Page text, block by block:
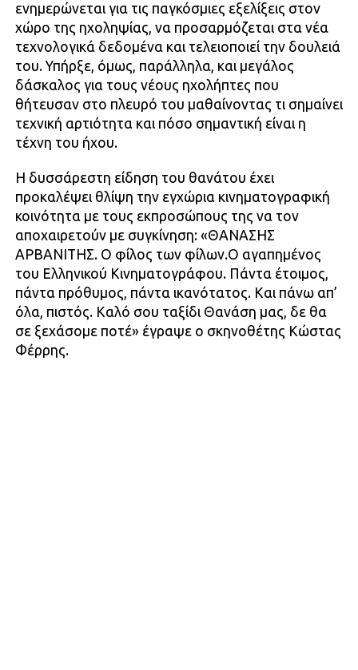
ενημερώνεται για τις παγκόσμιες εξελίξεις στον
χώρο της ηχοληψίας, να προσαρμόζεται στα νέα
τεχνολογικά δεδομένα και τελειοποιεί την δουλειά
του. Υπήρξε, όμως, παράλληλα, και μεγάλος
δάσκαλος για τους νέους ηχολήπτες που
θήτευσαν στο πλευρό του μαθαίνοντας τι σημαίνει
τεχνική αρτιότητα και πόσο σημαντική είναι η
τέχνη του ήχου.
Η δυσσάρεστη είδηση του θανάτου έχει
προκαλέψει θλίψη την εγχώρια κινηματογραφική
κοινότητα με τους εκπροσώπους της να τον
αποχαιρετούν με συγκίνηση: «ΘΑΝΑΣΗΣ
ΑΡΒΑΝΙΤΗΣ. Ο φίλος των φίλων.Ο αγαπημένος
του Ελληνικού Κινηματογράφου. Πάντα έτοιμος,
πάντα πρόθυμος, πάντα ικανότατος. Και πάνω απ’
όλα, πιστός. Καλό σου ταξίδι Θανάση μας, δε θα
σε ξεχάσομε ποτέ» έγραψε ο σκηνοθέτης Κώστας
Φέρρης.